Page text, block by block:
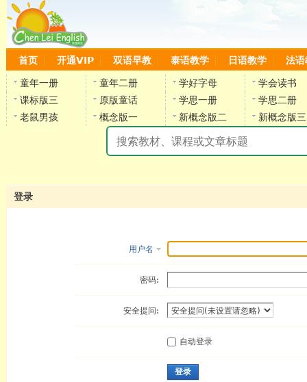
首页 开通VIP 双语早教 泰语教学 日语教学 法语
童年一册 童年二册 学好字母
学会读书
课标版三
原版童话 学思一册
学思二册
老鼠男孩
概念版一 新概念版二 新概念版三
登录
用户名
密码:
安全提问:
自动登录
登录